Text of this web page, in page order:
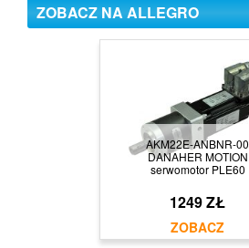
ZOBACZ NA ALLEGRO
AKM22E-ANBNR-00
DANAHER MOTION
serwomotor PLE60
1249 ZŁ